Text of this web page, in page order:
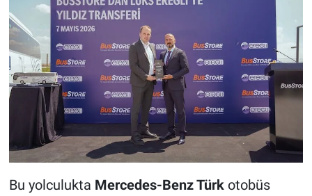
Bu yolculukta Mercedes-Benz Türkotobüs